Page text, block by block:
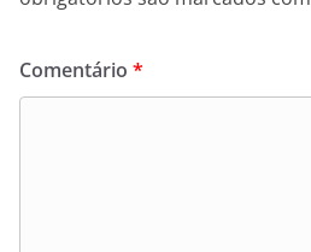
Comentário *